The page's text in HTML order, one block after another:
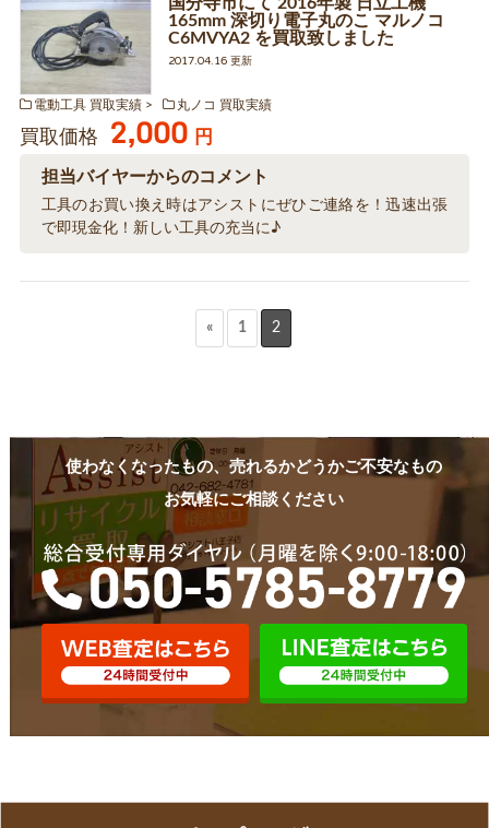
165mm 深切り電子丸のこ マルノコ
C6MVYA2 を買取致しました
2017.04.16 更新
電動工具 買取実績 丸ノコ 買取実績
買取価格 2,000 円
担当バイヤーからのコメント
工具のお買い換え時はアシストにぜひご連絡を！迅速出張
で即現金化！新しい工具の充当に♪
« 1 2
使わなくなったもの、売れるかどうかご不安なもの
お気軽にご相談ください